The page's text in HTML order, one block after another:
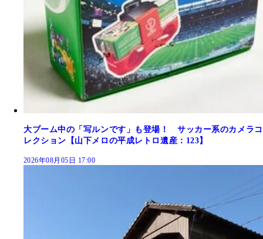
大ブーム中の「写ルンです」も登場！ サッカー系のカメラコ
レクション【山下メロの平成レトロ遺産：123】
2026年08月05日 17:00